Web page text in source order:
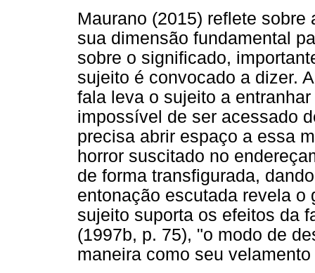
Maurano (2015) reflete
sua dimensão fundamental
sobre o significado,
sujeito é convocado a dizer.
fala leva o sujeito a
impossível de ser acessado
precisa abrir espaço a essa
horror suscitado no
de forma transfigurada,
entonação escutada revela o
sujeito suporta os efeitos da
(1997b, p. 75), "o modo de
maneira como seu